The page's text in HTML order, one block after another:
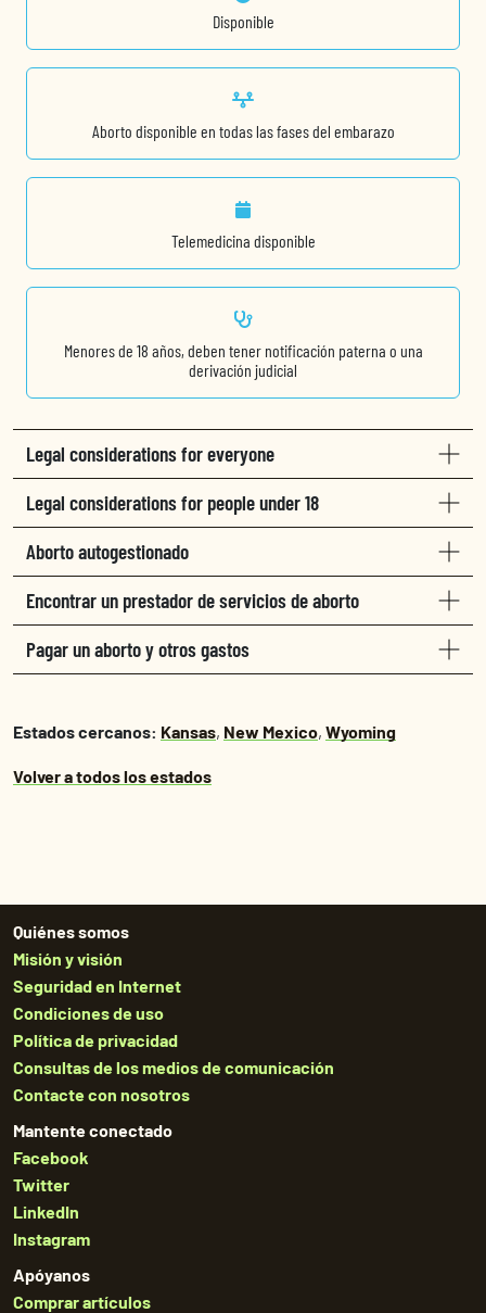
Disponible
Aborto disponible en todas las fases del embarazo
Telemedicina disponible
Menores de 18 años, deben tener notificación paterna o una
derivación judicial
Legal considerations for everyone
Legal considerations for people under 18
Aborto autogestionado
Encontrar un prestador de servicios de aborto
Pagar un aborto y otros gastos
Estados cercanos: Kansas, New Mexico, Wyoming
Volver a todos los estados
Quiénes somos
Misión y visión
Seguridad en Internet
Condiciones de uso
Política de privacidad
Consultas de los medios de comunicación
Contacte con nosotros
Mantente conectado
Facebook
Twitter
LinkedIn
Instagram
Apóyanos
Comprar artículos